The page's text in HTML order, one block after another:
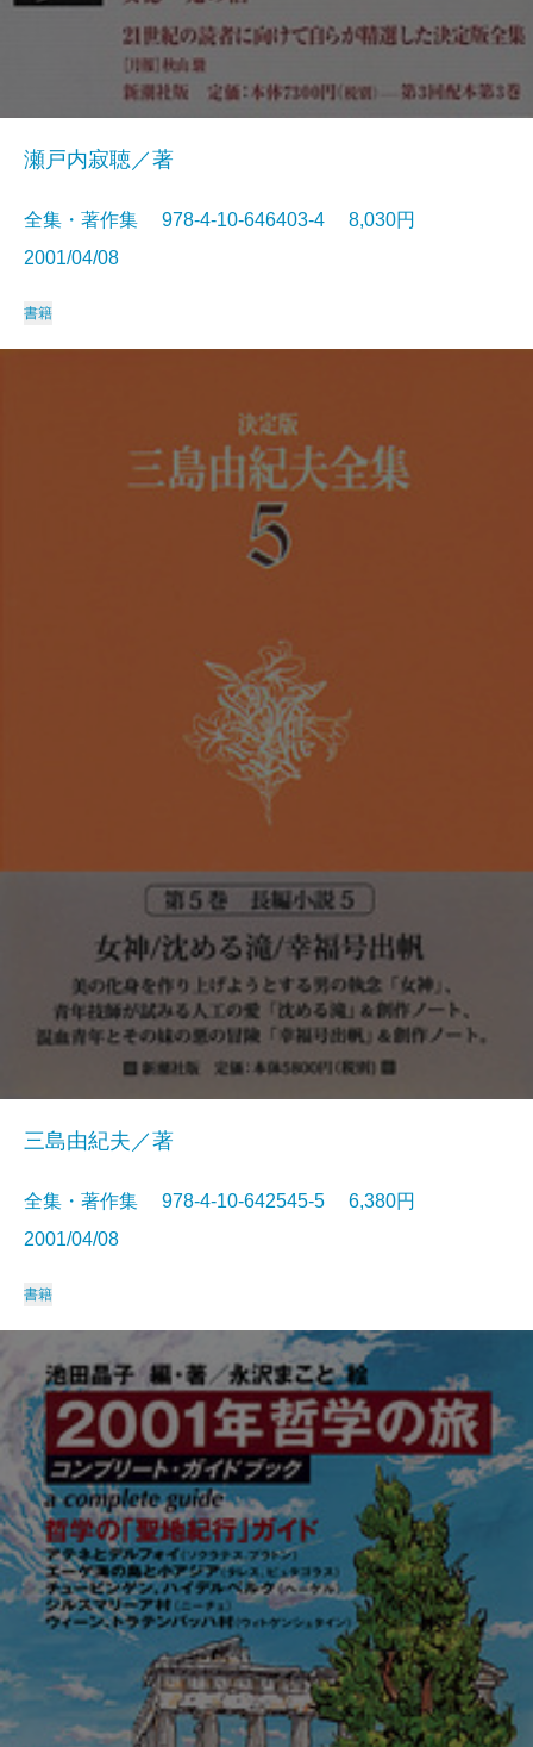
瀬戸内寂聴／著
全集・著作集 978-4-10-646403-4 8,030円
2001/04/08
書籍
三島由紀夫／著
全集・著作集 978-4-10-642545-5 6,380円
2001/04/08
書籍